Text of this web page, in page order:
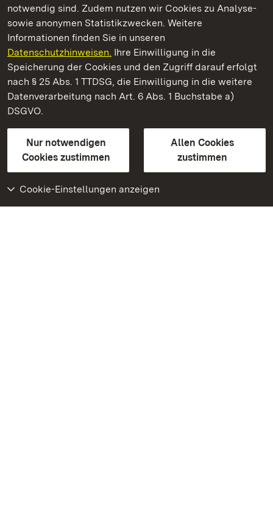
notwendig sind. Zudem nutzen wir Cookies zu Analyse-
sowie anonymen Statistikzwecken. Weitere
Informationen finden Sie in unseren
Datenschutzhinweisen. Ihre Einwilligung in die
Speicherung der Cookies und den Zugriff darauf erfolgt
nach § 25 Abs. 1 TTDSG, die Einwilligung in die weitere
Datenverarbeitung nach Art. 6 Abs. 1 Buchstabe a)
DSGVO.
Nur notwendigen
Cookies zustimmen
Allen Cookies
zustimmen
Cookie-Einstellungen anzeigen
Staatliche Schlösser und Gärten Baden‑Württemberg
Staatliche Schlösser und Gärten Baden-Württemberg
Kontakt
GebärdenspracheLeichte Sprache
Erklärung zur Barrierefreiheit
BITV-konform (geprüfte Seiten)
Weiteres